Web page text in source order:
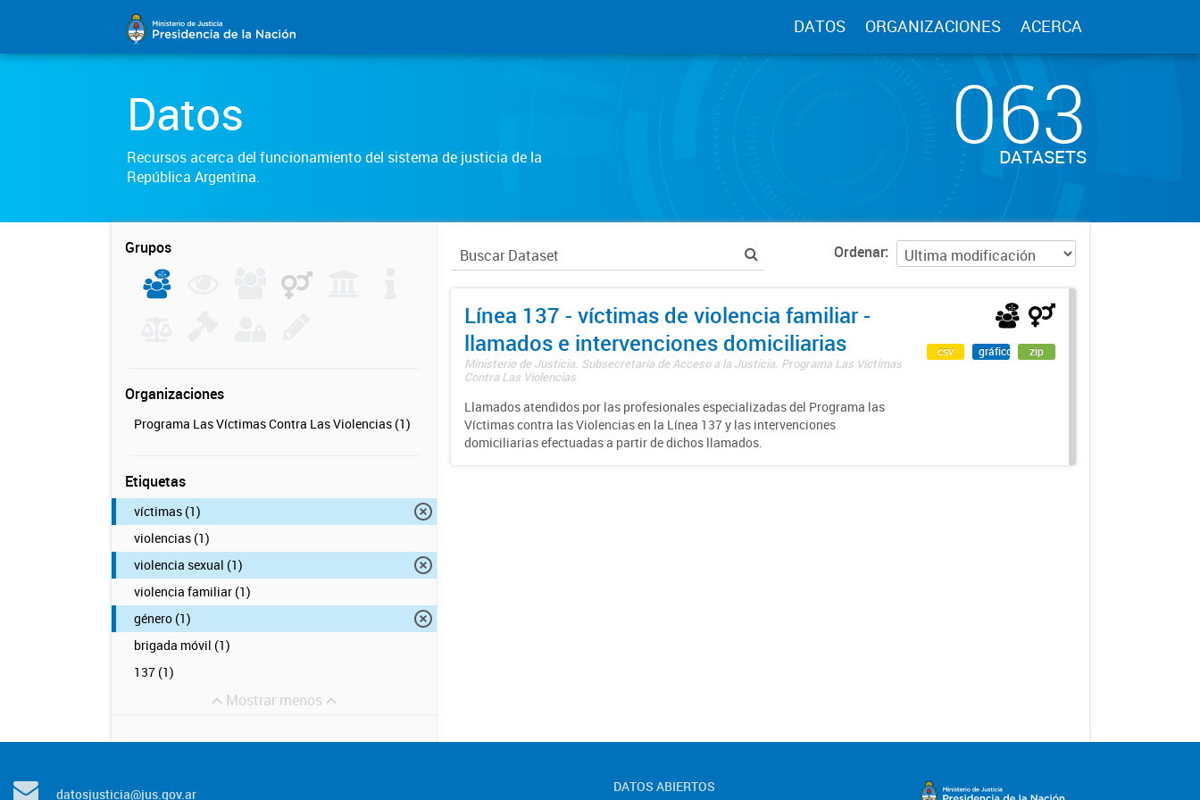
DATOS ORGANIZACIONES ACERCA
Datos
Recursos acerca del funcionamiento del sistema de justicia de la
República Argentina.
063
DATASETS
Grupos
Organizaciones
Programa Las Víctimas Contra Las Violencias (1)
Etiquetas
víctimas (1)
violencias (1)
violencia sexual (1)
violencia familiar (1)
género (1)
brigada móvil (1)
137 (1)
Mostrar menos
Ordenar
Línea 137 - víctimas de violencia familiar -
llamados e intervenciones domiciliarias
Ministerio de Justicia. Subsecretaría de Acceso a la Justicia. Programa Las Víctimas
Contra Las Violencias
Llamados atendidos por las profesionales especializadas del Programa las
Víctimas contra las Violencias en la Línea 137 y las intervenciones
domiciliarias efectuadas a partir de dichos llamados.
csv gráfico zip
datosjusticia@jus.gov.ar DATOS ABIERTOS